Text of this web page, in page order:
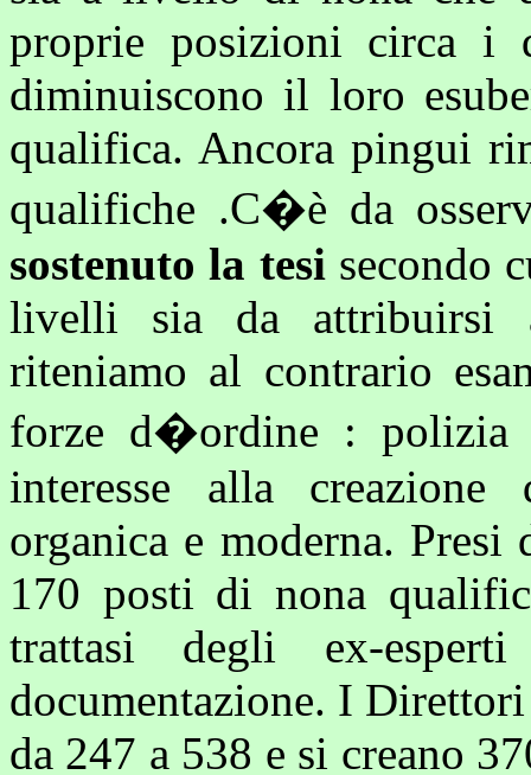
proprie posizioni circa i
diminuiscono il loro
qualifica. Ancora pingui
qualifiche .C�è da
sostenuto la tesi secondo
livelli sia da attribuirsi
riteniamo al contrario
forze d�ordine : polizia
interesse alla
organica e moderna.
170 posti di nona
trattasi degli ex-
documentazione. I
da 247 a 538 e si creano